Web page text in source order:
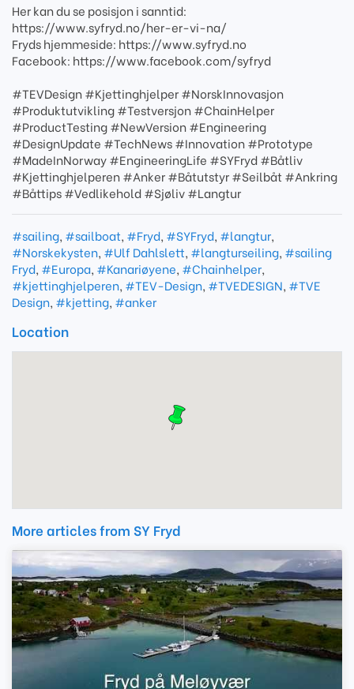
Her kan du se posisjon i sanntid:
https://www.syfryd.no/her-er-vi-na/
Fryds hjemmeside: https://www.syfryd.no
Facebook: https://www.facebook.com/syfryd
#TEVDesign #Kjettinghjelper #NorskInnovasjon
#Produktutvikling #Testversjon #ChainHelper
#ProductTesting #NewVersion #Engineering
#DesignUpdate #TechNews #Innovation #Prototype
#MadeInNorway #EngineeringLife #SYFryd #Båtliv
#Kjettinghjelperen #Anker #Båtutstyr #Seilbåt #Ankring
#Båttips #Vedlikehold #Sjøliv #Langtur
#sailing, #sailboat, #Fryd, #SYFryd, #langtur,
#Norskekysten, #Ulf Dahlslett, #langturseiling, #sailing
Fryd, #Europa, #Kanariøyene, #Chainhelper,
#kjettinghjelperen, #TEV-Design, #TVEDESIGN, #TVE
Design, #kjetting, #anker
Location
More articles from SY Fryd